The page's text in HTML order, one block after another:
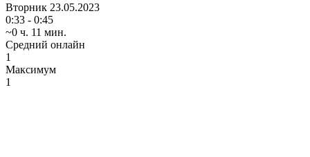
Вторник 23.05.2023
0:33 - 0:45
~0 ч. 11 мин.
Средний онлайн
1
Максимум
1